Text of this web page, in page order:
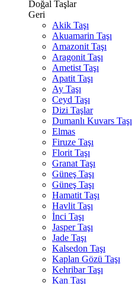
Doğal Taşlar
Geri
Akik Taşı
Akuamarin Taşı
Amazonit Taşı
Aragonit Taşı
Ametist Taşı
Apatit Taşı
Ay Taşı
Ceyd Taşı
Dizi Taşlar
Dumanlı Kuvars Taşı
Elmas
Firuze Taşı
Florit Taşı
Granat Taşı
Güneş Taşı
Güneş Taşı
Hamatit Taşı
Havlit Taşı
İnci Taşı
Jasper Taşı
Jade Taşı
Kalsedon Taşı
Kaplan Gözü Taşı
Kehribar Taşı
Kan Taşı